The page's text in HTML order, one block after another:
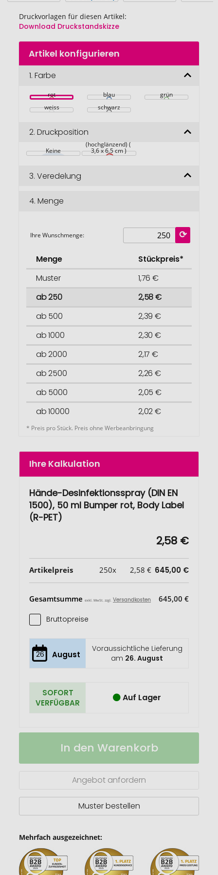
Druckvorlagen für diesen Artikel:
Download Druckstandskizze
Zum
Anfang
Bildgalerie
Artikel konfigurieren
1. Farbe
rot blau
grün
weiss
schwarz
2. Druckposition
Keine
(hochglänzend) (
3,6 x 6,5 cm )
3. Veredelung
4. Menge
Ihre Wunschmenge:
Menge
Stückpreis*
Muster
1,76 €
ab 250
2,58 €
ab 500
2,39 €
ab 1000
2,30 €
ab 2000
2,17 €
ab 2500
2,26 €
ab 5000
2,05 €
ab 10000
2,02 €
* Preis pro Stück. Preis ohne Werbeanbringung
Ihre Kalkulation
Hände-Desinfektionsspray (DIN EN
1500), 50 ml Bumper rot, Body Label
(R-PET)
2,58 €
Artikelpreis 250x 2,58 € 645,00 €
Gesamtsumme exkl. MwSt. zzgl. Versandkosten 645,00 €
Bruttopreise
26 August
Voraussichtliche Lieferung
am 26. August
SOFORT
VERFÜGBAR
Auf Lager
Hände
Desinfektionsspray
EN
Bumper,
ml
Auf
In den Warenkorb
Angebot anfordern
Muster bestellen
Mehrfach ausgezeichnet: